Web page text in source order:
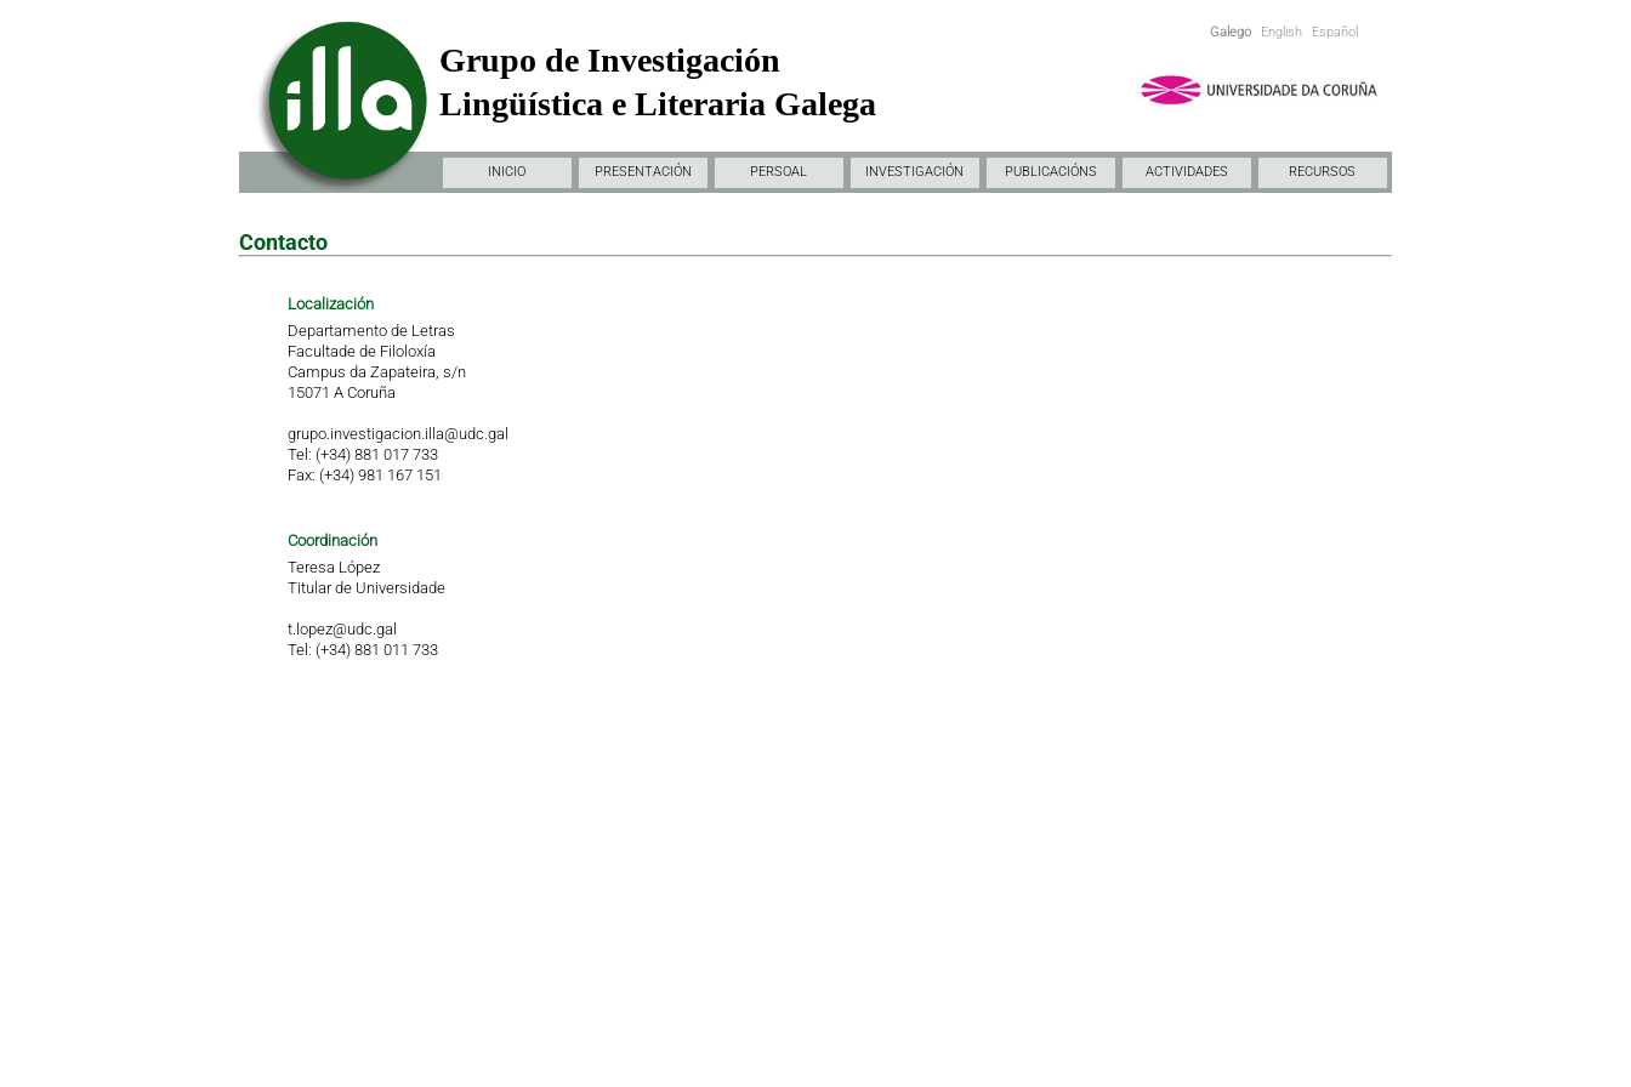
Galego English Español
Grupo de Investigación
Lingüística e Literaria Galega
INICIO PRESENTACIÓN PERSOAL INVESTIGACIÓN PUBLICACIÓNS ACTIVIDADES RECURSOS
Contacto
Localización
Departamento de Letras
Facultade de Filoloxía
Campus da Zapateira, s/n
15071 A Coruña
grupo.investigacion.illa@udc.gal
Tel: (+34) 881 017 733
Fax: (+34) 981 167 151
Coordinación
Teresa López
Titular de Universidade
t.lopez@udc.gal
Tel: (+34) 881 011 733